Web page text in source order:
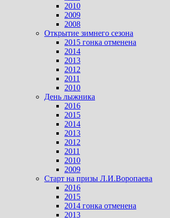
2010
2009
2008
Открытие зимнего сезона
2015 гонка отменена
2014
2013
2012
2011
2010
День лыжника
2016
2015
2014
2013
2012
2011
2010
2009
Старт на призы Л.И.Воропаева
2016
2015
2014 гонка отменена
2013